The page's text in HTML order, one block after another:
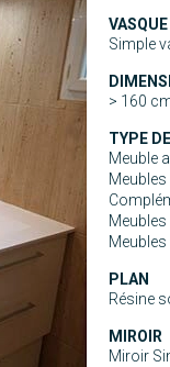
VASQUE
Simple
> 160
TYPE
Meuble
PLAN
Résine
MIROIR
Miroir